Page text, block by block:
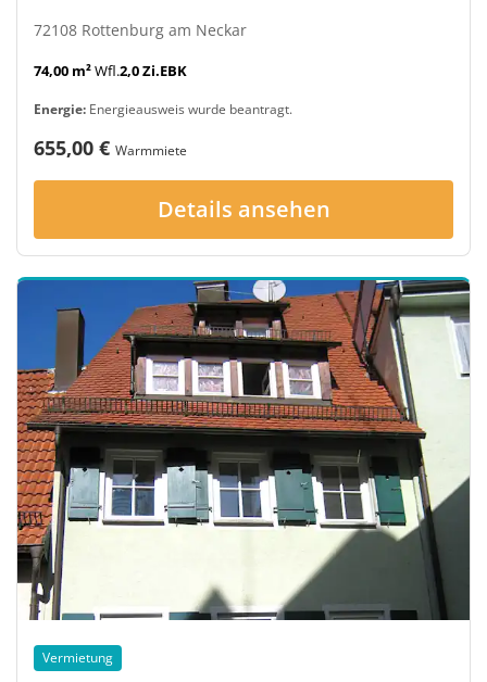
72108 Rottenburg am Neckar
74,00 m²Wfl.2,0 Zi.EBK
Energie: Energieausweis wurde beantragt.
655,00 € Warmmiete
Details ansehen
Vermietung